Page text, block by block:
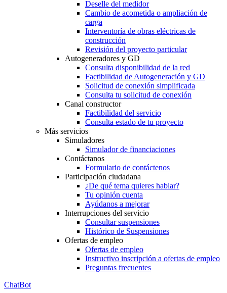
Deselle del medidor
Cambio de acometida o ampliación de
carga
Interventoría de obras eléctricas de
construcción
Revisión del proyecto particular
Autogeneradores y GD
Consulta disponibilidad de la red
Factibilidad de Autogeneración y GD
Solicitud de conexión simplificada
Consulta tu solicitud de conexión
Canal constructor
Factibilidad del servicio
Consulta estado de tu proyecto
Más servicios
Simuladores
Simulador de financiaciones
Contáctanos
Formulario de contáctenos
Participación ciudadana
¿De qué tema quieres hablar?
Tu opinión cuenta
Ayúdanos a mejorar
Interrupciones del servicio
Consultar suspensiones
Histórico de Suspensiones
Ofertas de empleo
Ofertas de empleo
Instructivo inscripción a ofertas de empleo
Preguntas frecuentes
ChatBot